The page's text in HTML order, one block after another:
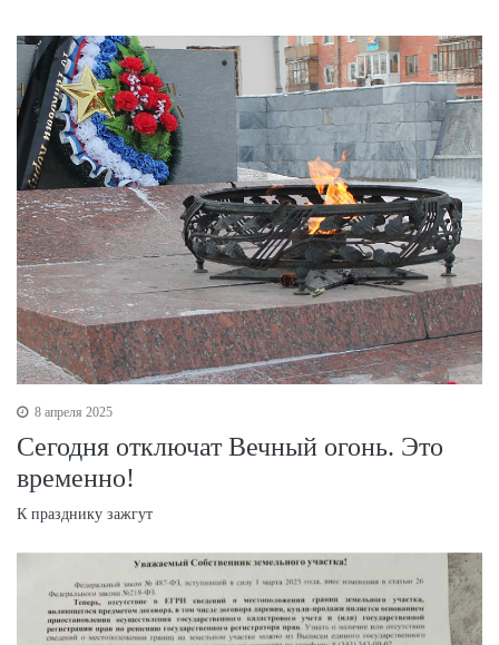
8 апреля 2025
Сегодня отключат Вечный огонь. Это
временно!
К празднику зажгут